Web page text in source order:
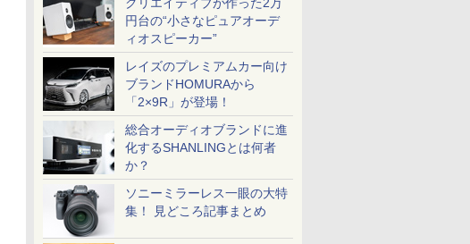
円台の“小さなピュアオーデ
ィオスピーカー”
レイズのプレミアムカー向け
ブランドHOMURAから
「2×9R」が登場！
総合オーディオブランドに進
化するSHANLINGとは何者
か？
ソニーミラーレス一眼の大特
集！ 見どころ記事まとめ